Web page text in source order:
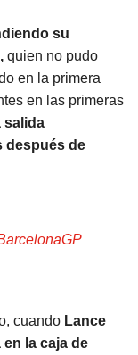
su
quien no pudo
en la primera
en las primeras
salida
después de
cuando Lance
la caja de